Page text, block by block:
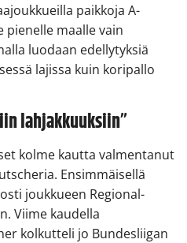
paikkoja A-
pienelle maalle vain
luodaan edellytyksiä
lajissa kuin koripallo
lahjakkuuksiin”
kolme kautta valmentanut
Ensimmäisellä
joukkueen Regional-
Viime kaudella
kolkutteli jo Bundesliigan